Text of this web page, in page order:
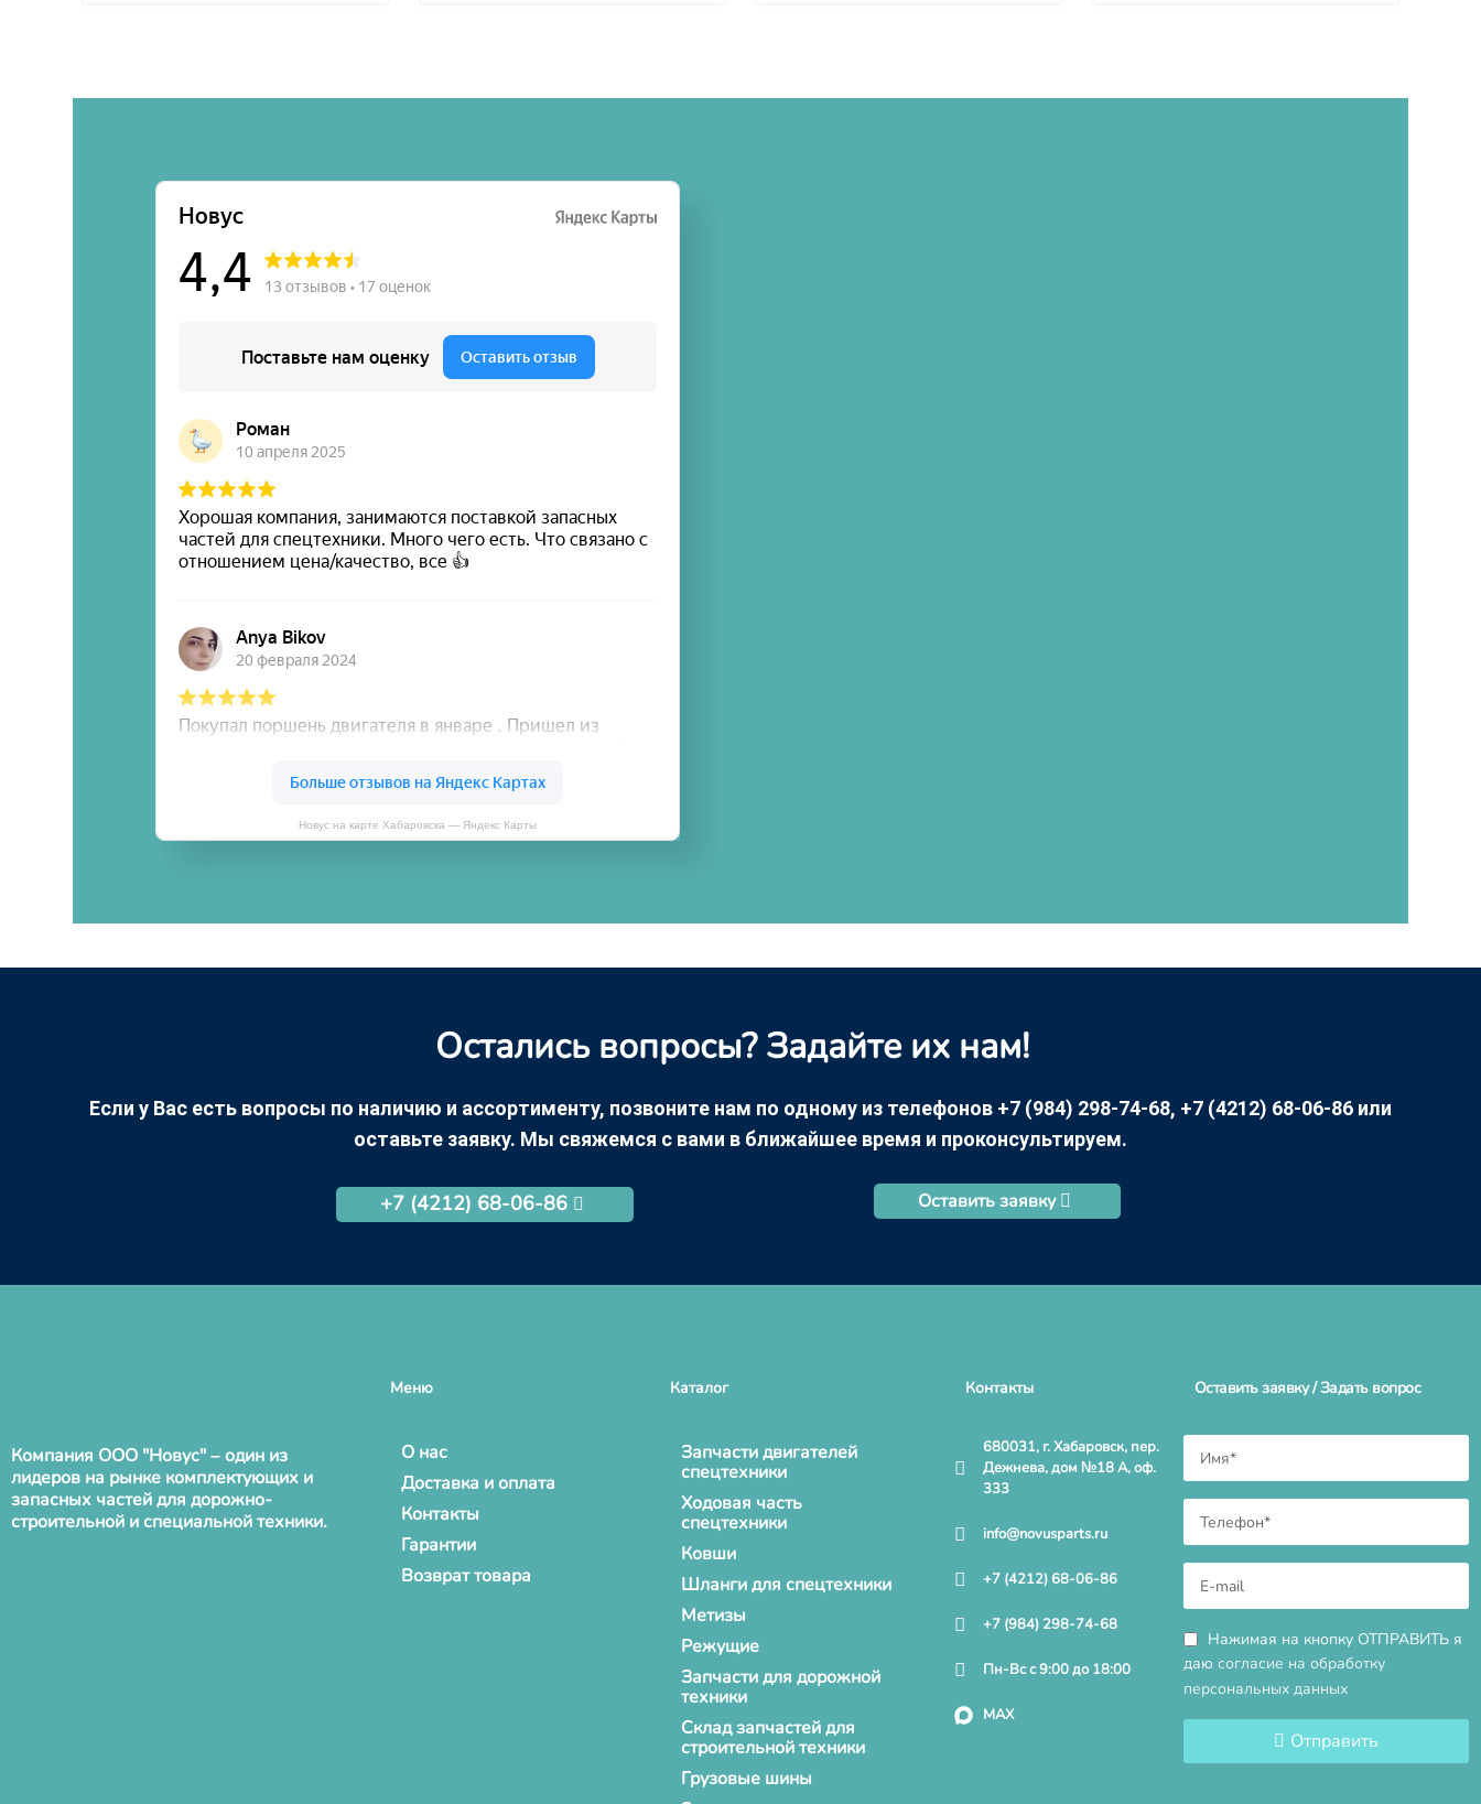
Новус на карте Хабаровска — Яндекс Карты
Остались вопросы? Задайте их нам!
Если у Вас есть вопросы по наличию и ассортименту, позвоните нам по одному из телефонов +7 (984) 298-74-68, +7 (4212) 68-06-86 или
оставьте заявку. Мы свяжемся с вами в ближайшее время и проконсультируем.
+7 (4212) 68-06-86 Оставить заявку
Компания ООО "Новус" – один из
лидеров на рынке комплектующих и
запасных частей для дорожно-
строительной и специальной техники.
Меню
О нас
Доставка и оплата
Контакты
Гарантии
Возврат товара
Каталог
Запчасти двигателей
спецтехники
Ходовая часть
спецтехники
Ковши
Шланги для спецтехники
Метизы
Режущие
Запчасти для дорожной
техники
Склад запчастей для
строительной техники
Грузовые шины
Контакты
680031, г. Хабаровск, пер.
Дежнева, дом №18 А, оф.
333
info@novusparts.ru
+7 (4212) 68-06-86
+7 (984) 298-74-68
Пн-Вс с 9:00 до 18:00
MAX
Оставить заявку / Задать вопрос
Нажимая на кнопку ОТПРАВИТЬ я
даю согласие на обработку
персональных данных
Отправить